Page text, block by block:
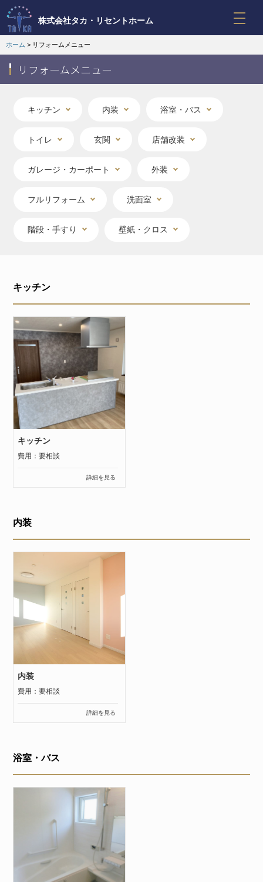
株式会社タカ・リセントホーム
ホーム > リフォームメニュー
リフォームメニュー
キッチン 内装 浴室・バス
トイレ 玄関 店舗改装
ガレージ・カーポート 外装
フルリフォーム 洗面室
階段・手すり 壁紙・クロス
キッチン
キッチン
費用：要相談
詳細を見る
内装
内装
費用：要相談
詳細を見る
浴室・バス